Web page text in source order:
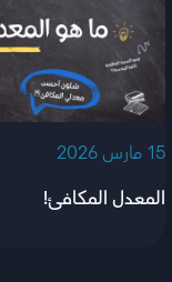
‫15 مارس 2026‬
المعدل المكافئ!